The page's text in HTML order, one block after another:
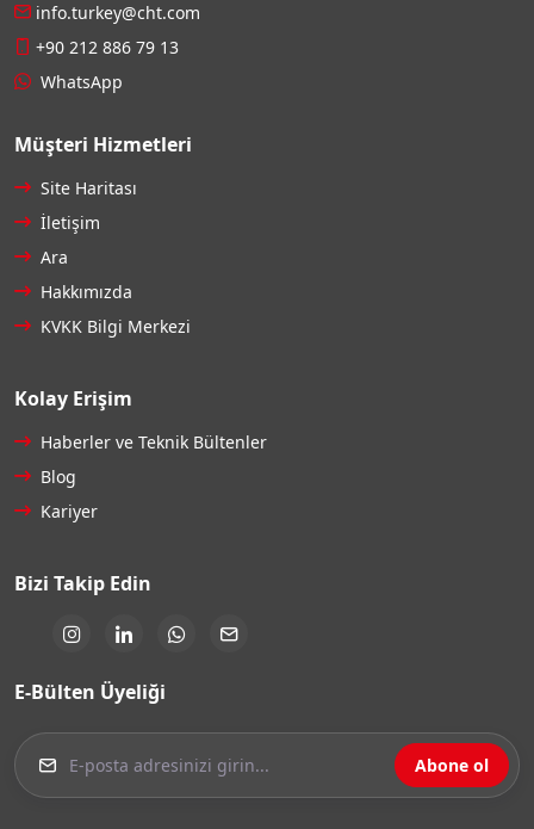
info.turkey@cht.com
+90 212 886 79 13
WhatsApp
Müşteri Hizmetleri
Site Haritası
İletişim
Ara
Hakkımızda
KVKK Bilgi Merkezi
Kolay Erişim
Haberler ve Teknik Bültenler
Blog
Kariyer
Bizi Takip Edin
E-Bülten Üyeliği
Abone ol